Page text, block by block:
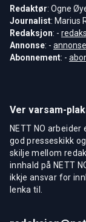
Redaktør: Ogne
Journalist: Marius
Redaksjon: -
Annonse: -
Abonnement: -
Ver varsam-
NETT NO
god presseskikk
skilje mellom
innhald på NETT
ikkje ansvar for
lenka til.